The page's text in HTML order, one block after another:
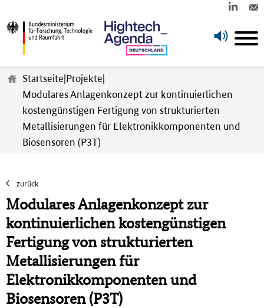
Startseite Projekte
Modulares Anlagenkonzept zur kontinuierlichen
kostengünstigen Fertigung von strukturierten
Metallisierungen für Elektronikkomponenten und
Biosensoren (P3T)
zurück
Modulares Anlagenkonzept zur
kontinuierlichen kostengünstigen
Fertigung von strukturierten
Metallisierungen für
Elektronikkomponenten und
Biosensoren (P3T)